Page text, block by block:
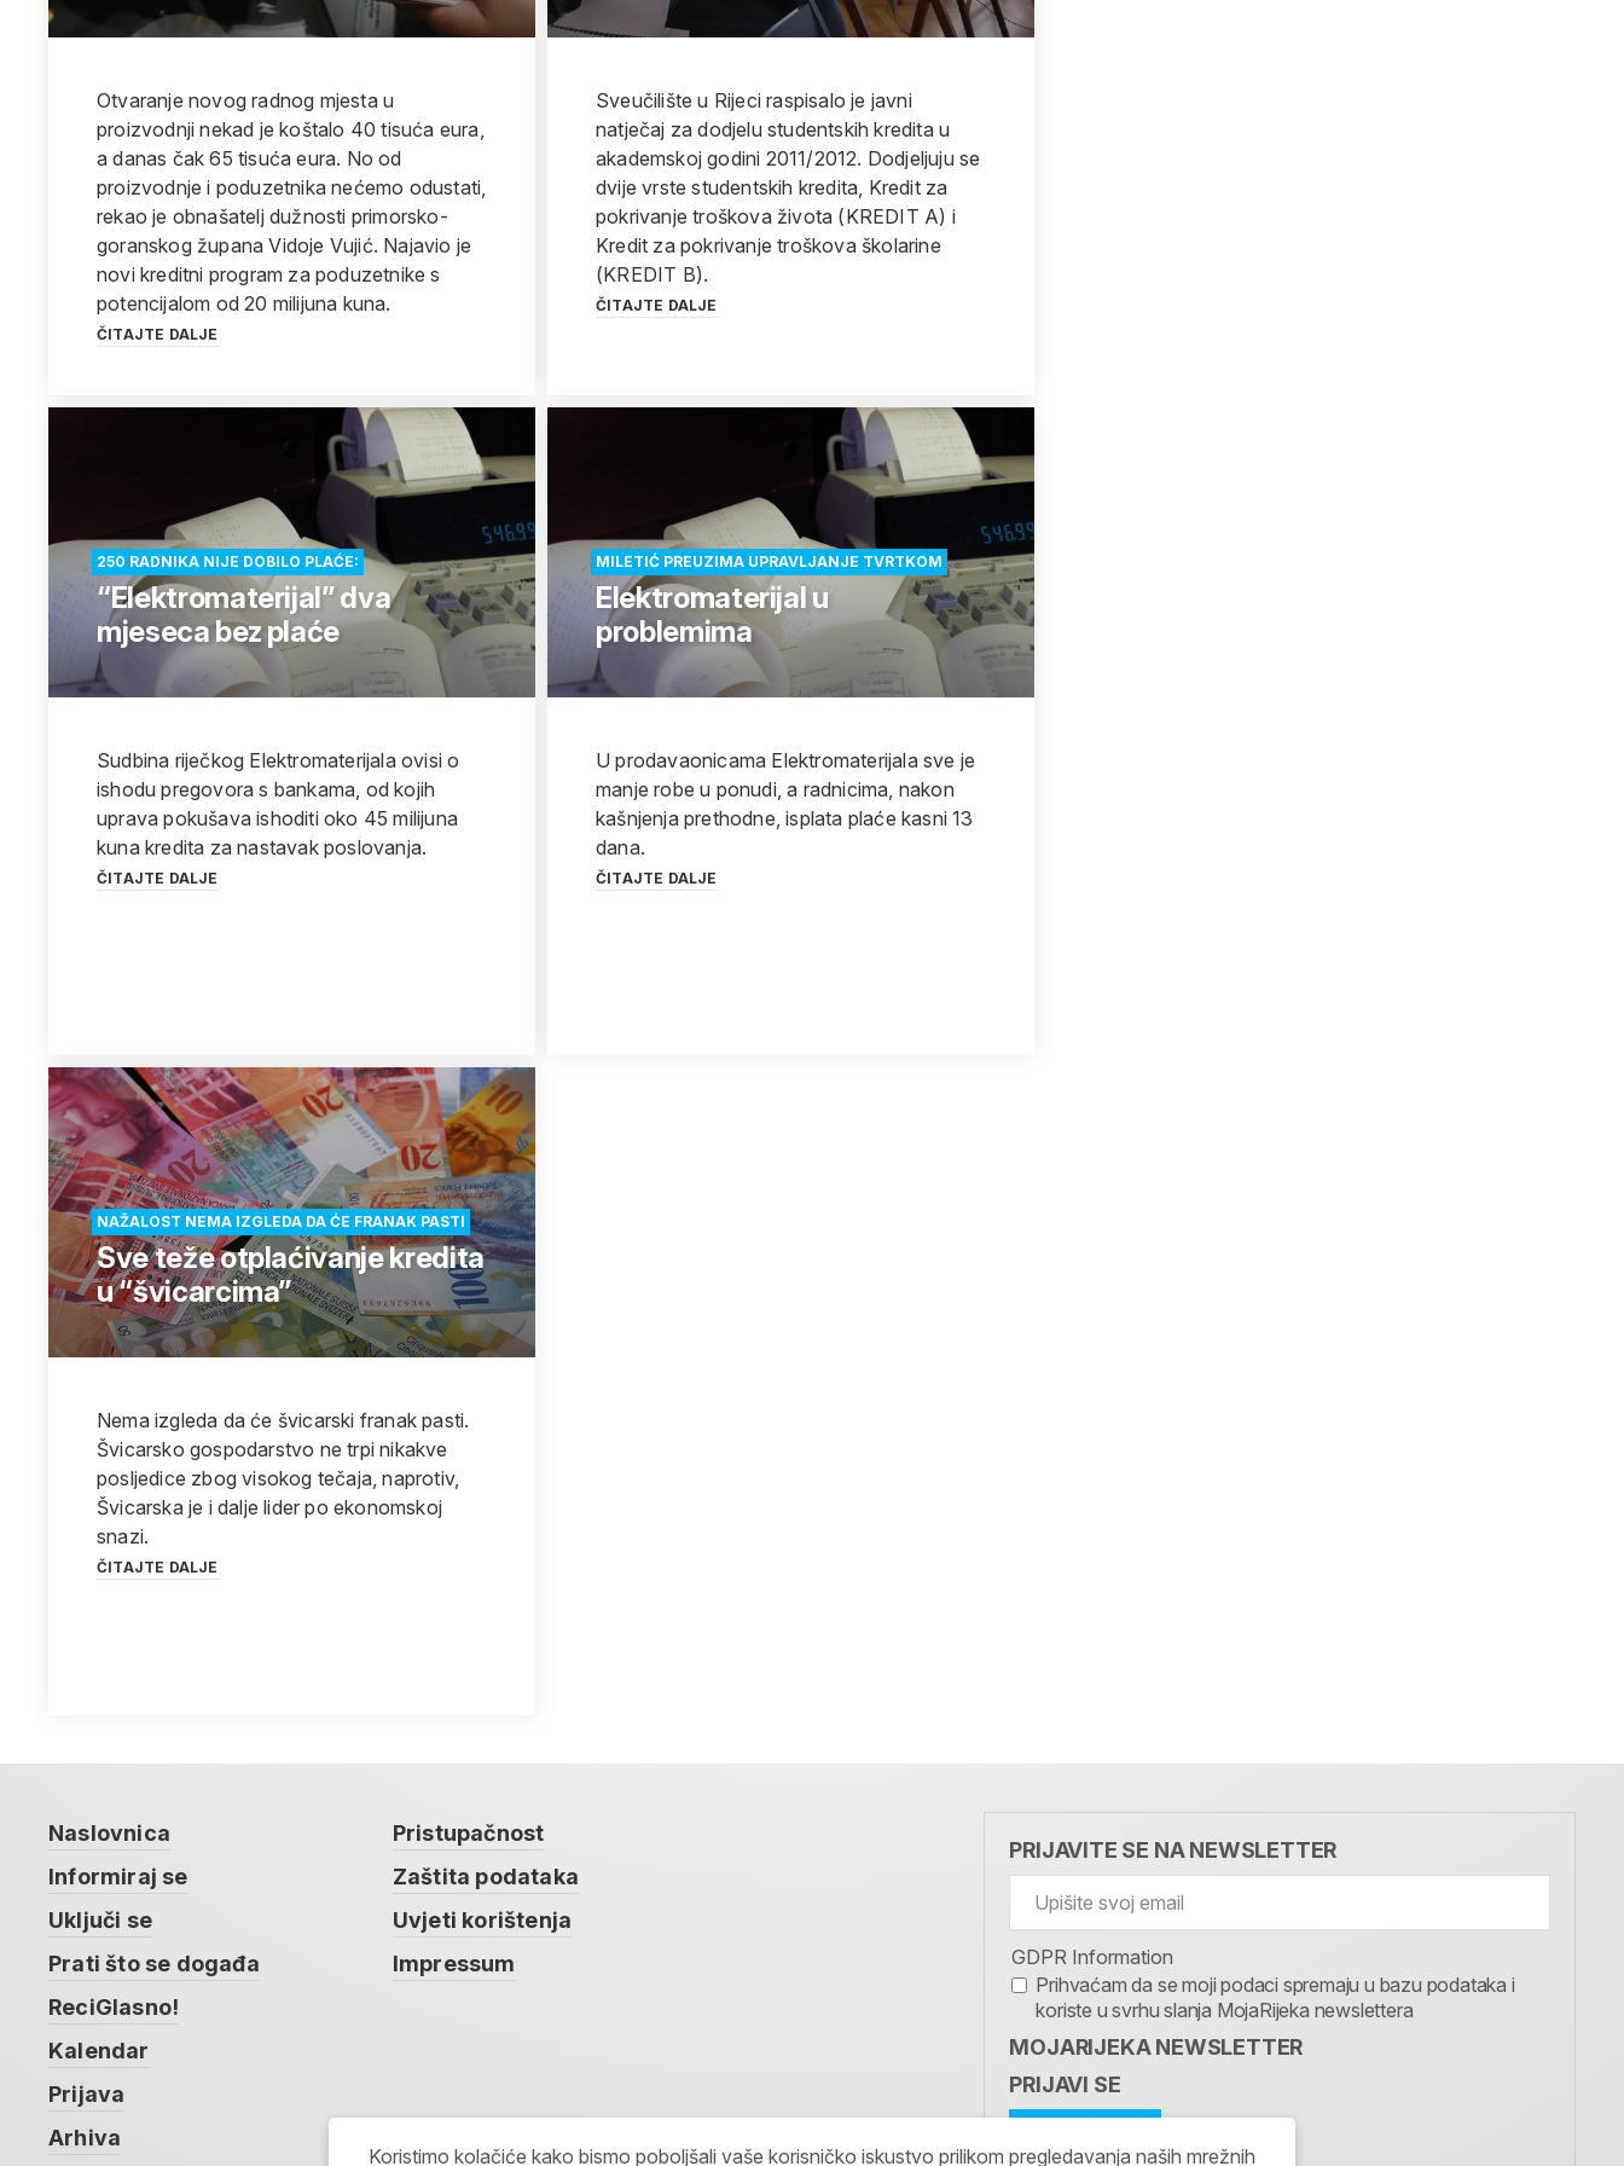
Otvaranje novog radnog mjesta u
proizvodnji nekad je koštalo 40 tisuća eura,
a danas čak 65 tisuća eura. No od
proizvodnje i poduzetnika nećemo odustati,
rekao je obnašatelj dužnosti primorsko-
goranskog župana Vidoje Vujić. Najavio je
novi kreditni program za poduzetnike s
potencijalom od 20 milijuna kuna.
ČITAJTE DALJE
Sveučilište u Rijeci raspisalo je javni
natječaj za dodjelu studentskih kredita u
akademskoj godini 2011/2012. Dodjeljuju se
dvije vrste studentskih kredita, Kredit za
pokrivanje troškova života (KREDIT A) i
Kredit za pokrivanje troškova školarine
(KREDIT B).
ČITAJTE DALJE
250 RADNIKA NIJE DOBILO PLAĆE:
“Elektromaterijal” dva
mjeseca bez plaće
Sudbina riječkog Elektromaterijala ovisi o
ishodu pregovora s bankama, od kojih
uprava pokušava ishoditi oko 45 milijuna
kuna kredita za nastavak poslovanja.
ČITAJTE DALJE
MILETIĆ PREUZIMA UPRAVLJANJE TVRTKOM
Elektromaterijal u
problemima
U prodavaonicama Elektromaterijala sve je
manje robe u ponudi, a radnicima, nakon
kašnjenja prethodne, isplata plaće kasni 13
dana.
ČITAJTE DALJE
NAŽALOST NEMA IZGLEDA DA ĆE FRANAK PASTI
Sve teže otplaćivanje kredita
u “švicarcima”
Nema izgleda da će švicarski franak pasti.
Švicarsko gospodarstvo ne trpi nikakve
posljedice zbog visokog tečaja, naprotiv,
Švicarska je i dalje lider po ekonomskoj
snazi.
ČITAJTE DALJE
Naslovnica
Informiraj se
Uključi se
Prati što se događa
ReciGlasno!
Kalendar
Prijava
Arhiva
Pristupačnost
Zaštita podataka
Uvjeti korištenja
Impressum
PRIJAVITE SE NA NEWSLETTER
GDPR Information
Prihvaćam da se moji podaci spremaju u bazu podataka i
koriste u svrhu slanja MojaRijeka newslettera
MOJARIJEKA NEWSLETTER
PRIJAVI SE
Koristimo kolačiće kako bismo poboljšali vaše korisničko iskustvo prilikom pregledavanja naših mrežnih